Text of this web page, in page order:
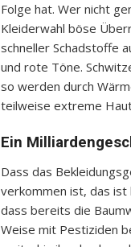
Folge hat. Wer nicht
Kleiderwahl böse
schneller Schadstoffe
und rote Töne.
so werden durch
teilweise extreme
Ein
Dass das
verkommen ist, das ist
dass bereits die
Weise mit Pestiziden